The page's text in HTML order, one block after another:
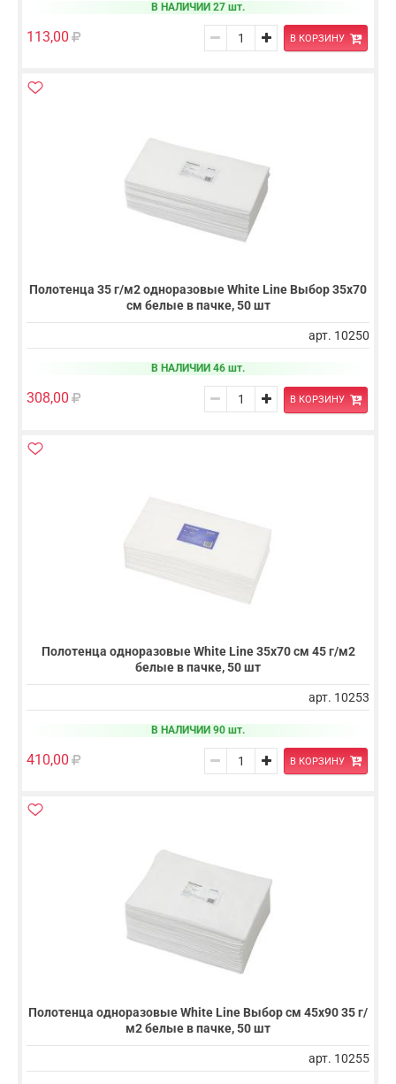
В НАЛИЧИИ 27 шт.
113,00 В КОРЗИНУ
Полотенца 35 г/м2 одноразовые White Line Выбор 35х70
см белые в пачке, 50 шт
арт. 10250
В НАЛИЧИИ 46 шт.
308,00 В КОРЗИНУ
Полотенца одноразовые White Line 35х70 см 45 г/м2
белые в пачке, 50 шт
арт. 10253
В НАЛИЧИИ 90 шт.
410,00 В КОРЗИНУ
Полотенца одноразовые White Line Выбор см 45х90 35 г/
м2 белые в пачке, 50 шт
арт. 10255